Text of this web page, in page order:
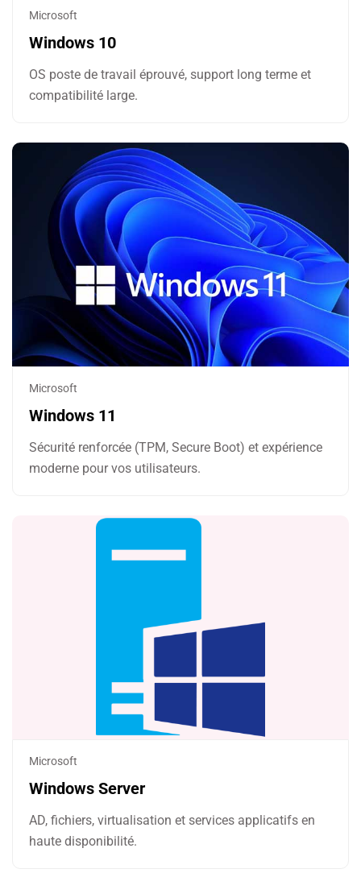
Microsoft
Windows 10
OS poste de travail éprouvé, support long terme et
compatibilité large.
Microsoft
Windows 11
Sécurité renforcée (TPM, Secure Boot) et expérience
moderne pour vos utilisateurs.
Microsoft
Windows Server
AD, fichiers, virtualisation et services applicatifs en
haute disponibilité.